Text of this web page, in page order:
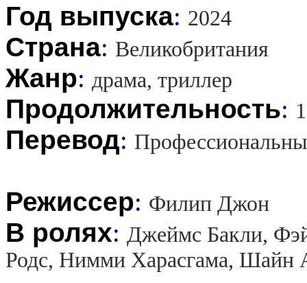
Год выпуска: 2024
Страна: Великобритания
Жанр: драма, триллер
Продолжительность:
Перевод:
Режиссер: Филип Джон
В ролях: Джеймс Бакли,
Родс, Нимми Харасгама, Шайн